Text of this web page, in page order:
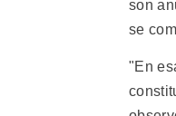
son
se
"En